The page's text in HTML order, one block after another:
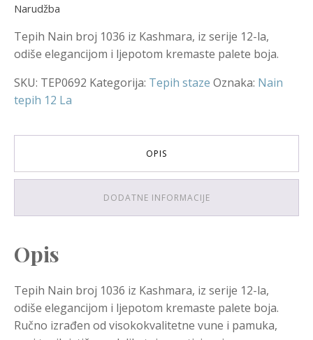
Narudžba
Tepih Nain broj 1036 iz Kashmara, iz serije 12-la,
odiše elegancijom i ljepotom kremaste palete boja.
SKU: TEP0692 Kategorija: Tepih staze Oznaka: Nain
tepih 12 La
OPIS
DODATNE INFORMACIJE
Opis
Tepih Nain broj 1036 iz Kashmara, iz serije 12-la,
odiše elegancijom i ljepotom kremaste palete boja.
Ručno izrađen od visokokvalitetne vune i pamuka,